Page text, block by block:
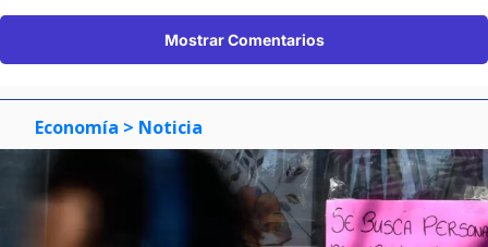
Mostrar Comentarios
Economía > Noticia